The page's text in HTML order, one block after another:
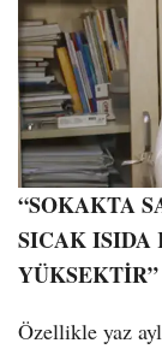
“SOKAKTA
SICAK
YÜKSEKTİR”
Özellikle yaz